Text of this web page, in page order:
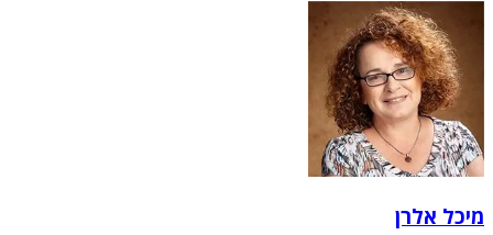
מיכל אלרן